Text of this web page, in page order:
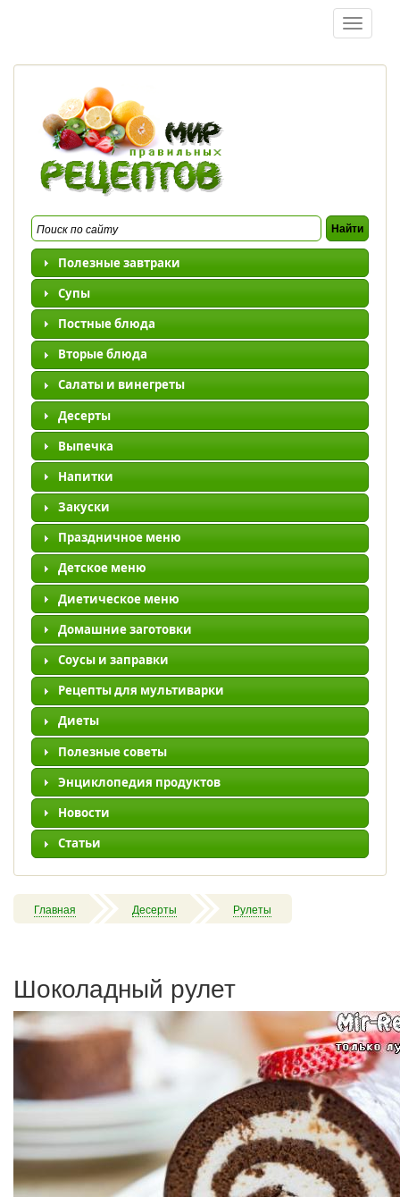
Toggle
Полезные завтраки
Супы
Постные блюда
Вторые блюда
Салаты и винегреты
Десерты
Выпечка
Напитки
Закуски
Праздничное меню
Детское меню
Диетическое меню
Домашние заготовки
Соусы и заправки
Рецепты для мультиварки
Диеты
Полезные советы
Энциклопедия продуктов
Новости
Статьи
Главная Десерты Рулеты
Шоколадный рулет